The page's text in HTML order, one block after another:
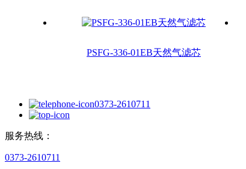
PSFG-336-01EB天然气滤芯
0373-2610711
服务热线：
0373-2610711